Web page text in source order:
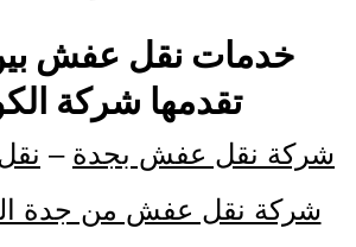
خدمات نقل عفش
تقدمها شركة
شركة نقل عفش بجدة –
شركة نقل عفش من جدة